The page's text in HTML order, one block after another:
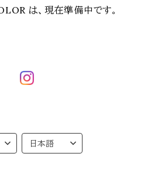
は、現在準備中です。